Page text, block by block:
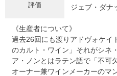
評価 ジェブ・ダナ
《生産者について》
過去26回にも渡りアドヴォケイ
のカルト・ワイン」それがシネ
ア・ノンとはラテン語で「不可
オーナー兼ワインメーカーのマ